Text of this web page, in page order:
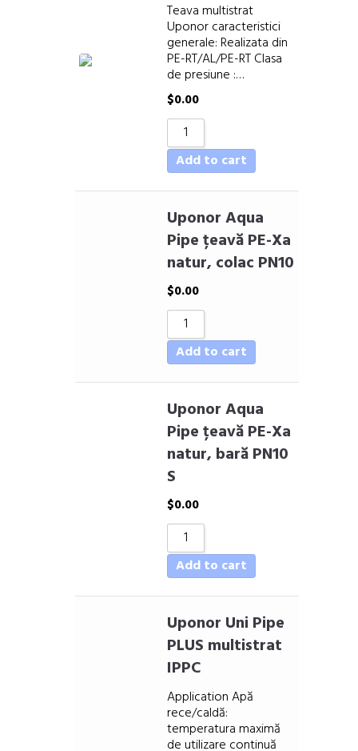
Teava multistrat
Uponor caracteristici
generale: Realizata din
PE-RT/AL/PE-RT Clasa
de presiune :…
$0.00
Add to cart
Uponor Aqua
Pipe țeavă PE-Xa
natur, colac PN10
$0.00
Add to cart
Uponor Aqua
Pipe țeavă PE-Xa
natur, bară PN10
S
$0.00
Add to cart
Uponor Uni Pipe
PLUS multistrat
IPPC
Application Apă
rece/caldă:
temperatura maximă
de utilizare continuă